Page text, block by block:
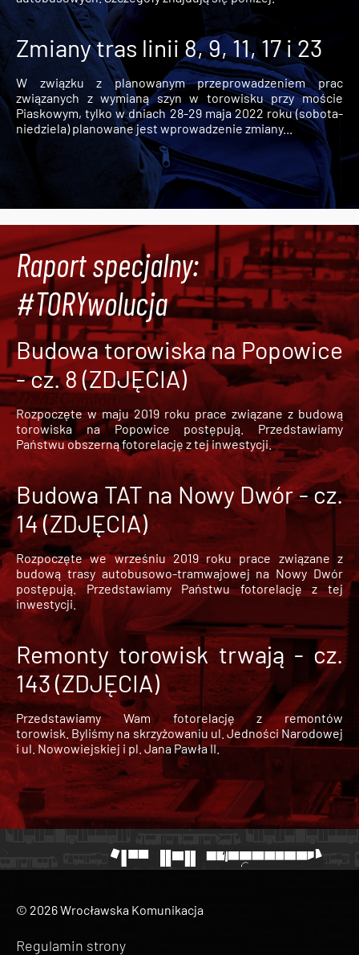
Zmiany tras linii 8, 9, 11, 17 i 23
W związku z planowanym przeprowadzeniem prac
związanych z wymianą szyn w torowisku przy moście
Piaskowym, tylko w dniach 28-29 maja 2022 roku (sobota-
niedziela) planowane jest wprowadzenie zmiany...
Raport specjalny:
#TORYwolucja
Budowa torowiska na Popowice
- cz. 8 (ZDJĘCIA)
Rozpoczęte w maju 2019 roku prace związane z budową
torowiska na Popowice
postępują. Przedstawiamy
Państwu obszerną fotorelację z tej inwestycji.
Budowa TAT na Nowy Dwór - cz.
14 (ZDJĘCIA)
Rozpoczęte we wrześniu 2019 roku prace związane z
budową trasy autobusowo-tramwajowej na Nowy Dwór
postępują. Przedstawiamy Państwu fotorelację z tej
inwestycji.
Remonty torowisk trwają - cz.
143 (ZDJĘCIA)
Przedstawiamy Wam fotorelację z remontów
torowisk. Byliśmy na skrzyżowaniu ul. Jedności Narodowej
i ul. Nowowiejskiej i pl. Jana Pawła II.
© 2026 Wrocławska Komunikacja
Regulamin strony